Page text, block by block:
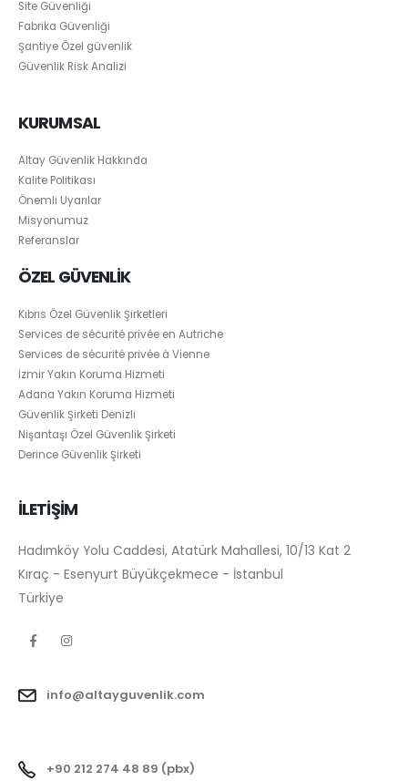
Site Güvenliği
Fabrika Güvenliği
Şantiye Özel güvenlik
Güvenlik Risk Analizi
KURUMSAL
Altay Güvenlik Hakkında
Kalite Politikası
Önemli Uyarılar
Misyonumuz
Referanslar
ÖZEL GÜVENLİK
Kıbrıs Özel Güvenlik Şirketleri
Services de sécurité privée en Autriche
Services de sécurité privée à Vienne
İzmir Yakın Koruma Hizmeti
Adana Yakın Koruma Hizmeti
Güvenlik Şirketi Denizli
Nişantaşı Özel Güvenlik Şirketi
Derince Güvenlik Şirketi
İLETİŞİM
Hadımköy Yolu Caddesi, Atatürk Mahallesi, 10/13 Kat 2
Kıraç - Esenyurt Büyükçekmece - İstanbul
Türkiye
info@altayguvenlik.com
+90 212 274 48 89 (pbx)